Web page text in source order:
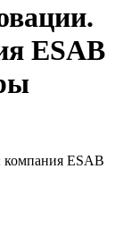
ESAB